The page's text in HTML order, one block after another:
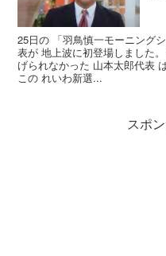
25日の 「羽鳥慎一モーニング
表が 地上波に初登場しました
げられなかった 山本太郎代表
この れいわ新選...
スポ